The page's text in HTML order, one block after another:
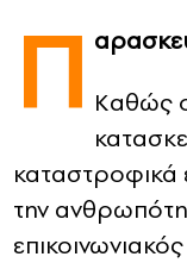
ADVERTISE
Π Kαθώς
καταστροφικά
την